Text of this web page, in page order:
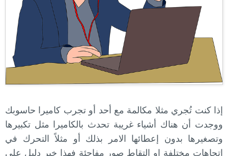
إذا كنت تُجري مثلا مكالمة مع أحد أو تجرب كاميرا حاسوبك
ووجدت أن هناك أشياء غريبة تحدث بالكاميرا مثل تكبيرها
وتصغيرها بدون إعطائها الامر بذلك أو مثلاً التحرك في
اتجاهات مختلفة او التقاط صور مفاجئة فهذا خير دليل علي